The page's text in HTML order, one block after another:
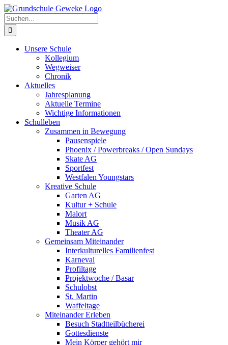
Zum
Inhalt
springen
Suche
nach:
Unsere Schule
Kollegium
Wegweiser
Chronik
Aktuelles
Jahresplanung
Aktuelle Termine
Wichtige Informationen
Schulleben
Zusammen in Bewegung
Pausenspiele
Phoenix / Powerbreaks / Open Sundays
Skate AG
Sportfest
Westfalen Youngstars
Kreative Schule
Garten AG
Kultur + Schule
Malort
Musik AG
Theater AG
Gemeinsam Miteinander
Interkulturelles Familienfest
Karneval
Profiltage
Projektwoche / Basar
Schulobst
St. Martin
Waffeltage
Miteinander Erleben
Besuch Stadtteilbücherei
Gottesdienste
Mein Körper gehört mir